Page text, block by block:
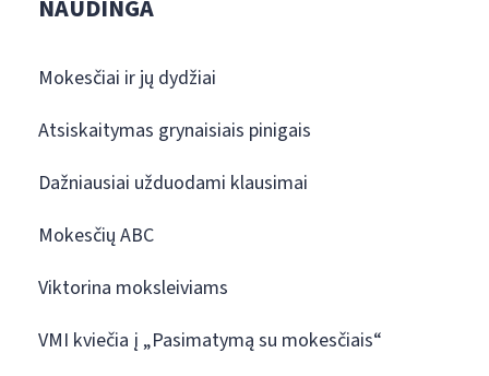
NAUDINGA
Mokesčiai ir jų dydžiai
Atsiskaitymas grynaisiais pinigais
Dažniausiai užduodami klausimai
Mokesčių ABC
Viktorina moksleiviams
VMI kviečia į „Pasimatymą su mokesčiais“